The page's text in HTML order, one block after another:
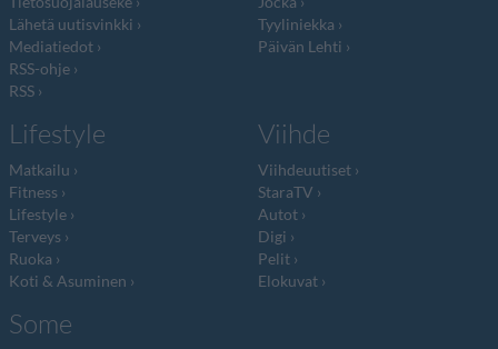
Lähetä uutisvinkki
Mediatiedot
RSS-ohje
RSS
Tyyliniekka
Päivän Lehti
Lifestyle
Matkailu
Fitness
Lifestyle
Terveys
Ruoka
Koti & Asuminen
Viihde
Viihdeuutiset
StaraTV
Autot
Digi
Pelit
Elokuvat
Some